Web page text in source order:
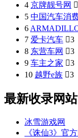
4 京牌靓号网 
5 中国汽车消
6
7 爱卡汽车 3
8 东营车网 3
9 车主之家 3
10 越野e族 3
最新收录网站
冰雪游戏网
《诛仙3》官